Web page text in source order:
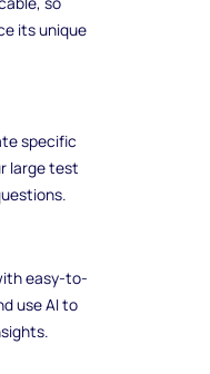
its unique
specific
large test
easy-to-
use AI to